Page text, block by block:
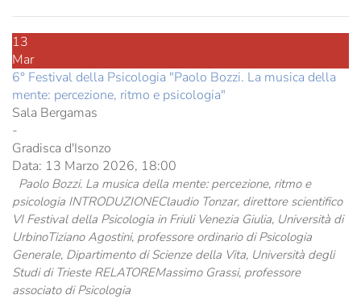
13
Mar
6° Festival della Psicologia "Paolo Bozzi. La musica della
mente: percezione, ritmo e psicologia"
Sala Bergamas
-
Gradisca d'Isonzo
Data: 13 Marzo 2026, 18:00
Paolo Bozzi. La musica della mente: percezione, ritmo e
psicologia INTRODUZIONEClaudio Tonzar, direttore scientifico
VI Festival della Psicologia in Friuli Venezia Giulia, Università di
UrbinoTiziano Agostini, professore ordinario di Psicologia
Generale, Dipartimento di Scienze della Vita, Università degli
Studi di Trieste RELATOREMassimo Grassi, professore
associato di Psicologia